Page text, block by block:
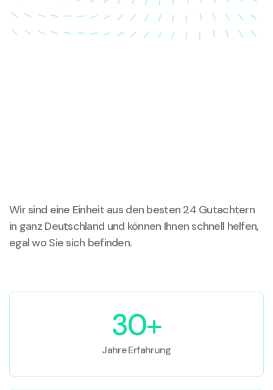
Wir sind eine Einheit aus den besten 24 Gutachtern
in ganz Deutschland und können Ihnen schnell helfen,
egal wo Sie sich befinden.
30+
Jahre Erfahrung